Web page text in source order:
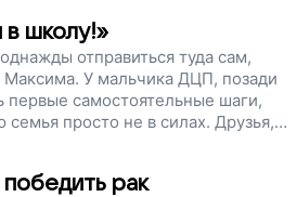
школу!»
отправиться туда сам,
У мальчика ДЦП, позади
самостоятельные шаги,
просто не в силах. Друзья,
на ноги!
рак